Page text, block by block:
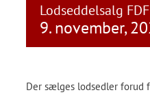
Lodseddelsalg
9. november,
Der sælges lodsedler forud